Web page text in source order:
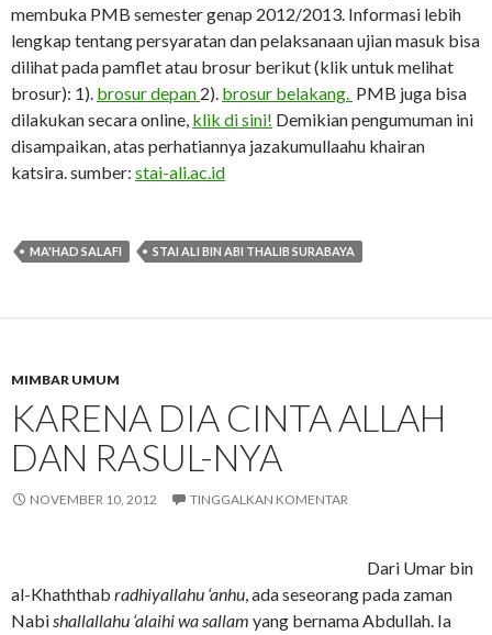
membuka PMB semester genap 2012/2013. Informasi lebih
lengkap tentang persyaratan dan pelaksanaan ujian masuk bisa
dilihat pada pamflet atau brosur berikut (klik untuk melihat
brosur): 1). brosur depan 2). brosur belakang. PMB juga bisa
dilakukan secara online, klik di sini! Demikian pengumuman ini
disampaikan, atas perhatiannya jazakumullaahu khairan
katsira. sumber: stai-ali.ac.id
MA'HAD SALAFI STAI ALI BIN ABI THALIB SURABAYA
MIMBAR UMUM
KARENA DIA CINTA ALLAH
DAN RASUL-NYA
NOVEMBER 10, 2012 TINGGALKAN KOMENTAR
Dari Umar bin
al-Khaththab radhiyallahu ‘anhu, ada seseorang pada zaman
Nabishallallahu ‘alaihi wa sallam yang bernama Abdullah. Ia